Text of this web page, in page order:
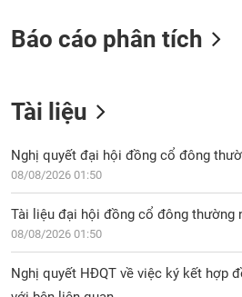
Báo cáo phân tích
Tài liệu
Nghị quyết đại hội đồng cổ đông
08/08/2026 01:50
Tài liệu đại hội đồng cổ đông thường
08/08/2026 01:50
Nghị quyết HĐQT về việc ký kết hợp